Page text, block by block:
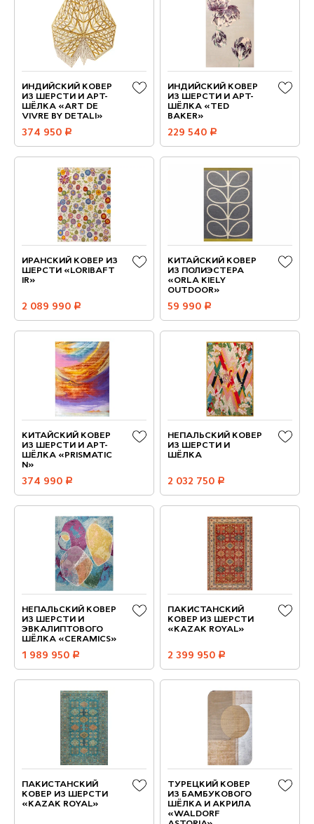
ИНДИЙСКИЙ КОВЕР
ИЗ ШЕРСТИ И АРТ-
ШЁЛКА «ART DE
VIVRE BY DETALI»
374 950 руб.
ИНДИЙСКИЙ КОВЕР
ИЗ ШЕРСТИ И АРТ-
ШЁЛКА «TED
BAKER»
229 540 руб.
ИРАНСКИЙ КОВЕР ИЗ
ШЕРСТИ «LORIBAFT
IR»
2 089 990 руб.
КИТАЙСКИЙ КОВЕР
ИЗ ПОЛИЭСТЕРА
«ORLA KIELY
OUTDOOR»
59 990 руб.
КИТАЙСКИЙ КОВЕР
ИЗ ШЕРСТИ И АРТ-
ШЁЛКА «PRISMATIC
N»
374 990 руб.
НЕПАЛЬСКИЙ КОВЕР
ИЗ ШЕРСТИ И
ШЁЛКА
2 032 750 руб.
НЕПАЛЬСКИЙ КОВЕР
ИЗ ШЕРСТИ И
ЭВКАЛИПТОВОГО
ШЁЛКА «CERAMICS»
1 989 950 руб.
ПАКИСТАНСКИЙ
КОВЕР ИЗ ШЕРСТИ
«KAZAK ROYAL»
2 399 950 руб.
ПАКИСТАНСКИЙ
КОВЕР ИЗ ШЕРСТИ
«KAZAK ROYAL»
ТУРЕЦКИЙ КОВЕР
ИЗ БАМБУКОВОГО
ШЁЛКА И АКРИЛА
«WALDORF